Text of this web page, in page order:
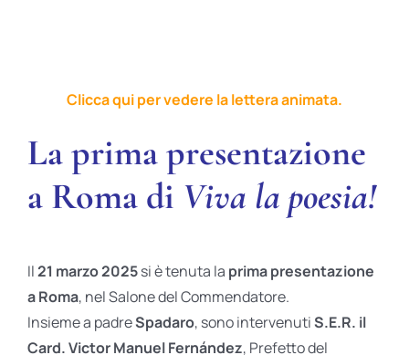
Clicca qui per vedere la lettera animata.
La prima presentazione
a Roma di Viva la poesia!
Il21 marzo 2025si è tenuta la prima presentazione
a Roma, nel Salone del Commendatore.
Insieme a padreSpadaro, sono intervenutiS.E.R. il
Card. Victor Manuel Fernández, Prefetto del